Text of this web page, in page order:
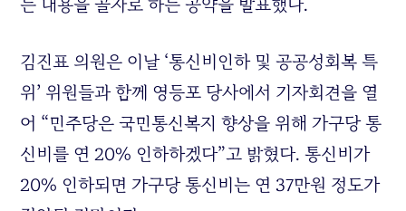
김진표 의원은 이날 ‘통신비인하 및 공공성회복 특
위’ 위원들과 함께 영등포 당사에서 기자회견을 열
어 “민주당은 국민통신복지 향상을 위해 가구당 통
신비를 연 20% 인하하겠다”고 밝혔다. 통신비가
20% 인하되면 가구당 통신비는 연 37만원 정도가